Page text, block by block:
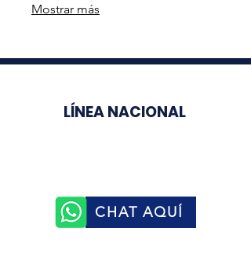
Mostrar más
LÍNEA NACIONAL
CHAT AQUÍ